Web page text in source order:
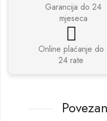
Garancija do 24
mjeseca
Online plaćanje do
24 rate